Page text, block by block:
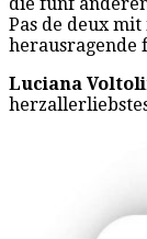
Pas de deux
herausragende
Luciana